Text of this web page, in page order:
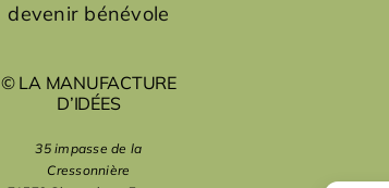
devenir bénévole
© LA MANUFACTURE
D’IDÉES
35 impasse de la
Cressonnière